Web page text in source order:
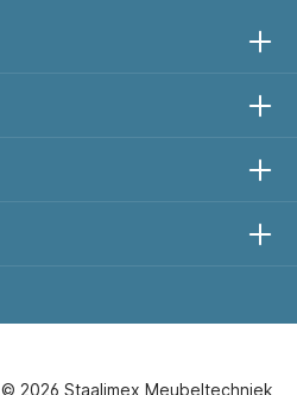
© 2026 Staalimex Meubeltechniek